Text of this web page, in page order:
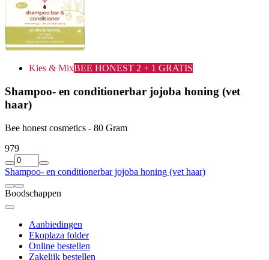
Kies & MixBEE HONEST 2 + 1 GRATIS
Shampoo- en conditionerbar jojoba honing (vet
haar)
Bee honest cosmetics - 80 Gram
979
Shampoo- en conditionerbar jojoba honing (vet haar)
Boodschappen
Aanbiedingen
Ekoplaza folder
Online bestellen
Zakelijk bestellen